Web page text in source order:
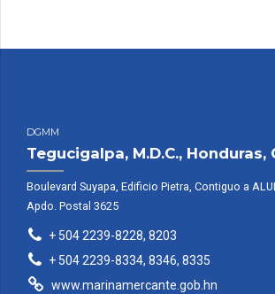
DGMM
Tegucigalpa, M.D.C., Honduras,
Boulevard Suyapa, Edificio Pietra, Contiguo a
Apdo. Postal 3625
+ 504 2239-8228, 8203
+ 504 2239-8334, 8346, 8335
www.marinamercante.gob.hn